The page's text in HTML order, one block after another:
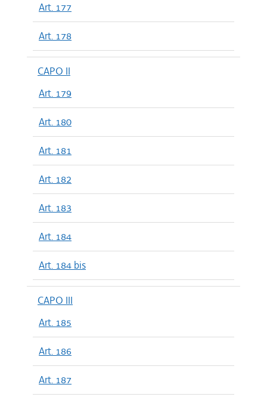
Art. 177
Art. 178
CAPO II
Art. 179
Art. 180
Art. 181
Art. 182
Art. 183
Art. 184
Art. 184 bis
CAPO III
Art. 185
Art. 186
Art. 187